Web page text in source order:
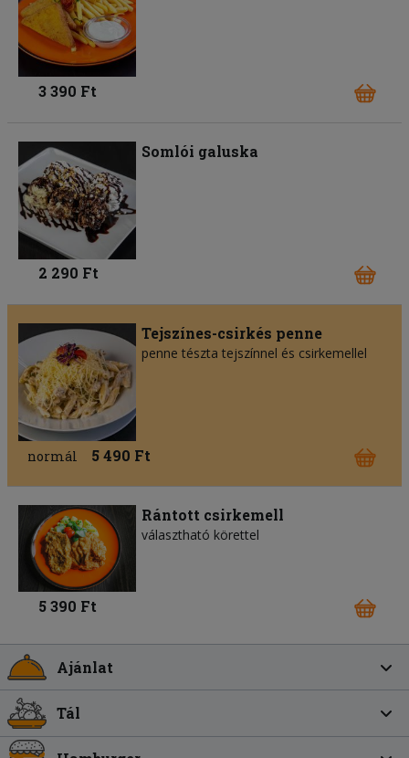
3 390 Ft
Somlói galuska
2 290 Ft
Tejszínes-csirkés penne
penne tészta tejszínnel és csirkemellel
normál 5 490 Ft
Rántott csirkemell
választható körettel
5 390 Ft
Ajánlat
Tál